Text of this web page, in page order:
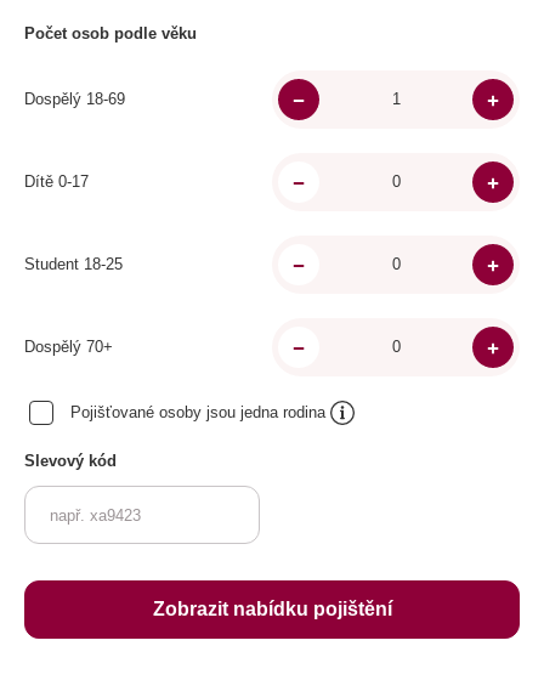
Počet osob podle věku
Dospělý 18-69
Dítě 0-17
Student 18-25
Dospělý 70+
Pojišťované osoby jsou jedna rodina
Slevový kód
Zobrazit nabídku pojištění